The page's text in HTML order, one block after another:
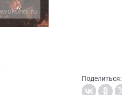
Поделиться: